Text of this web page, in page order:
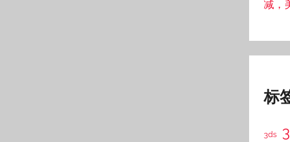
减，
标
3ds